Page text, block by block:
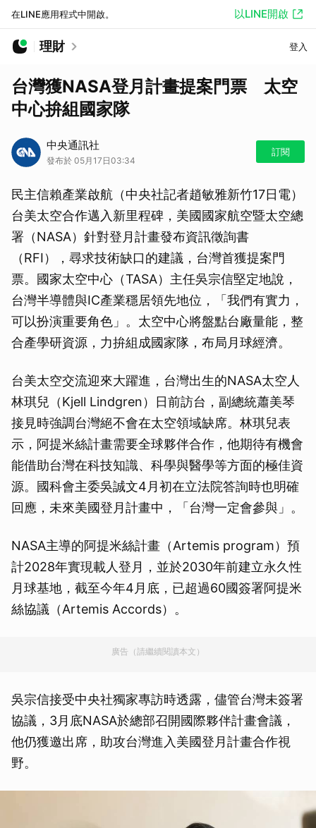
在LINE應用程式中開啟。 以LINE開啟
理財 登入
台灣獲NASA登月計畫提案門票 太空
中心拚組國家隊
中央通訊社
發布於 05月17日03:34
訂閱
民主信賴產業啟航（中央社記者趙敏雅新竹17日電）
台美太空合作邁入新里程碑，美國國家航空暨太空總
署（NASA）針對登月計畫發布資訊徵詢書
（RFI），尋求技術缺口的建議，台灣首獲提案門
票。國家太空中心（TASA）主任吳宗信堅定地說，
台灣半導體與IC產業穩居領先地位，「我們有實力，
可以扮演重要角色」。太空中心將盤點台廠量能，整
合產學研資源，力拚組成國家隊，布局月球經濟。
台美太空交流迎來大躍進，台灣出生的NASA太空人
林琪兒（Kjell Lindgren）日前訪台，副總統蕭美琴
接見時強調台灣絕不會在太空領域缺席。林琪兒表
示，阿提米絲計畫需要全球夥伴合作，他期待有機會
能借助台灣在科技知識、科學與醫學等方面的極佳資
源。國科會主委吳誠文4月初在立法院答詢時也明確
回應，未來美國登月計畫中，「台灣一定會參與」。
NASA主導的阿提米絲計畫（Artemis program）預
計2028年實現載人登月，並於2030年前建立永久性
月球基地，截至今年4月底，已超過60國簽署阿提米
絲協議（Artemis Accords）。
廣告（請繼續閱讀本文）
吳宗信接受中央社獨家專訪時透露，儘管台灣未簽署
協議，3月底NASA於總部召開國際夥伴計畫會議，
他仍獲邀出席，助攻台灣進入美國登月計畫合作視
野。